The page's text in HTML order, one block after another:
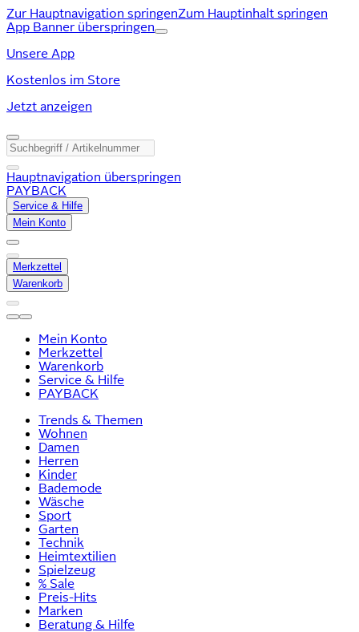
Zur Hauptnavigation springenZum Hauptinhalt springen
App Banner überspringen
Unsere App
Kostenlos im Store
Jetzt anzeigen
Hauptnavigation überspringen
PAYBACK
Service & Hilfe
Mein Konto
Merkzettel
Warenkorb
Mein Konto
Merkzettel
Warenkorb
Service & Hilfe
PAYBACK
Trends & Themen
Wohnen
Damen
Herren
Kinder
Bademode
Wäsche
Sport
Garten
Technik
Heimtextilien
Spielzeug
% Sale
Preis-Hits
Marken
Beratung & Hilfe